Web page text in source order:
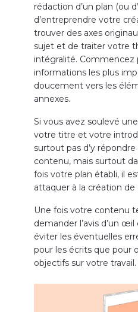
rédaction d’un plan (ou
d’entreprendre votre
trouver des axes
sujet et de traiter votre
intégralité. Commencez
informations les plus
doucement vers les
annexes.
Si vous avez soulevé
votre titre et votre
surtout pas d’y
contenu, mais surtout
fois votre plan établi, il
attaquer à la création de
Une fois votre contenu
demander l’avis d’un
éviter les éventuelles
pour les écrits que pour
objectifs sur votre travail.